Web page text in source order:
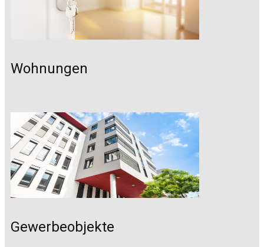
Wohnungen
Gewerbeobjekte